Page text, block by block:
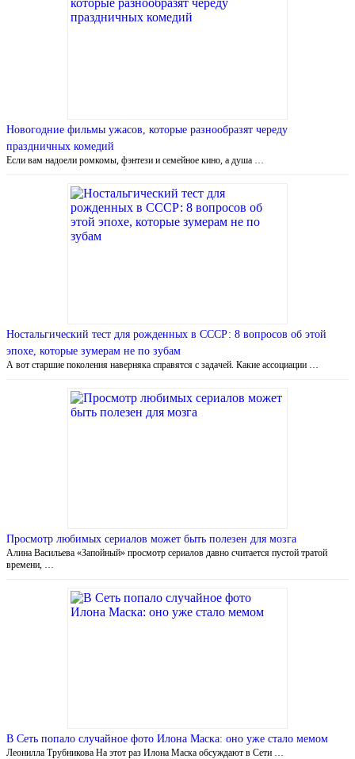
Новогодние фильмы ужасов, которые разнообразят череду
праздничных комедий
Если вам надоели ромкомы, фэнтези и семейное кино, а душа …
Ностальгический тест для рожденных в СССР: 8 вопросов об этой
эпохе, которые зумерам не по зубам
А вот старшие поколения наверняка справятся с задачей. Какие ассоциации …
Просмотр любимых сериалов может быть полезен для мозга
Алина Васильева «Запойный» просмотр сериалов давно считается пустой тратой
времени, …
В Сеть попало случайное фото Илона Маска: оно уже стало мемом
Леонилла Трубникова На этот раз Илона Маска обсуждают в Сети …